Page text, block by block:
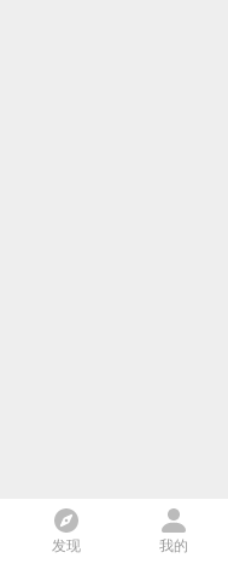
发现 我的